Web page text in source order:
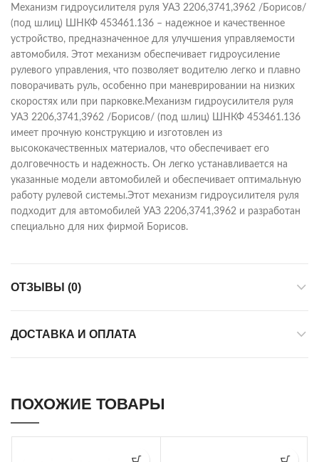
Механизм гидроусилителя руля УАЗ 2206,3741,3962 /Борисов/
(под шлиц) ШНКФ 453461.136 – надежное и качественное
устройство, предназначенное для улучшения управляемости
автомобиля. Этот механизм обеспечивает гидроусиление
рулевого управления, что позволяет водителю легко и плавно
поворачивать руль, особенно при маневрировании на низких
скоростях или при парковке.Механизм гидроусилителя руля
УАЗ 2206,3741,3962 /Борисов/ (под шлиц) ШНКФ 453461.136
имеет прочную конструкцию и изготовлен из
высококачественных материалов, что обеспечивает его
долговечность и надежность. Он легко устанавливается на
указанные модели автомобилей и обеспечивает оптимальную
работу рулевой системы.Этот механизм гидроусилителя руля
подходит для автомобилей УАЗ 2206,3741,3962 и разработан
специально для них фирмой Борисов.
ОТЗЫВЫ (0)
ДОСТАВКА И ОПЛАТА
ПОХОЖИЕ ТОВАРЫ